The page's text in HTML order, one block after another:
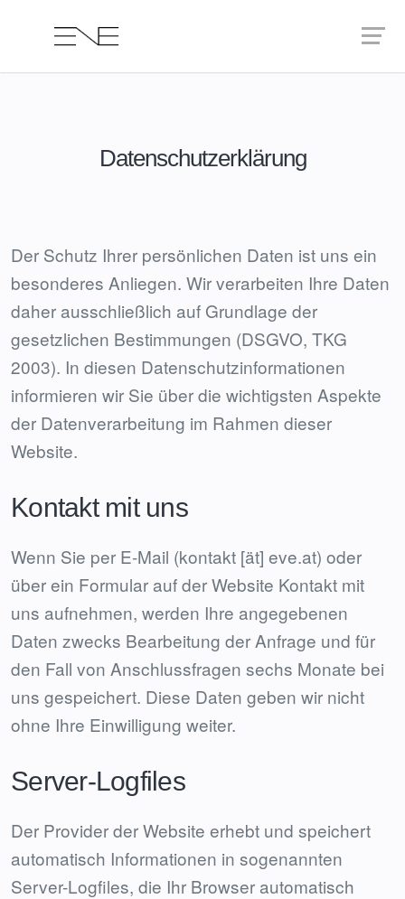
Datenschutzerklärung
Der Schutz Ihrer persönlichen Daten ist uns ein
besonderes Anliegen. Wir verarbeiten Ihre Daten
daher ausschließlich auf Grundlage der
gesetzlichen Bestimmungen (DSGVO, TKG
2003). In diesen Datenschutzinformationen
informieren wir Sie über die wichtigsten Aspekte
der Datenverarbeitung im Rahmen dieser
Website.
Kontakt mit uns
Wenn Sie per E-Mail (kontakt [ät] eve.at) oder
über ein Formular auf der Website Kontakt mit
uns aufnehmen, werden Ihre angegebenen
Daten zwecks Bearbeitung der Anfrage und für
den Fall von Anschlussfragen sechs Monate bei
uns gespeichert. Diese Daten geben wir nicht
ohne Ihre Einwilligung weiter.
Server-Logfiles
Der Provider der Website erhebt und speichert
automatisch Informationen in sogenannten
Server-Logfiles, die Ihr Browser automatisch